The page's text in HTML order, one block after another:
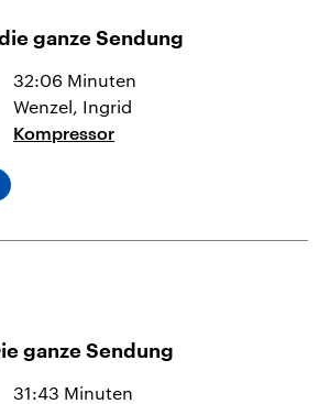
ganze Sendung
32:06 Minuten
Wenzel, Ingrid
Kompressor
ganze Sendung
31:43 Minuten